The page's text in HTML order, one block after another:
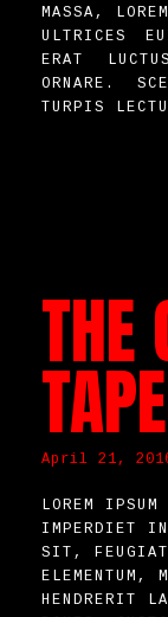
MASSA,
ULTRICES
ERAT
ORNARE.
TURPIS
THE
April 21,
LOREM
IMPERDIET
SIT, FEUGIAT
ELEMENTUM,
HENDRERIT